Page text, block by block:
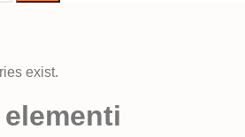
exist.
elementi